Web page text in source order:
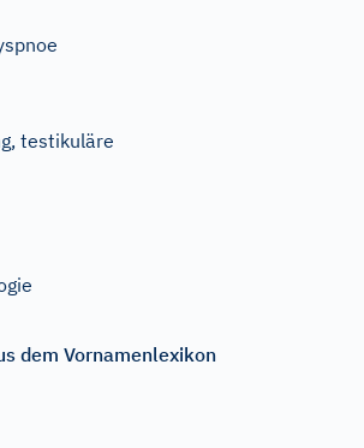
testikuläre
dem Vornamenlexikon